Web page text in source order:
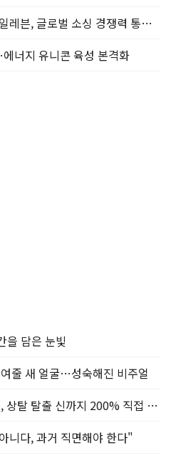
해외 먹거리 ‘불티’…세븐일레븐, 글로벌 소싱 경쟁력 통했다
너지 유니콘 육성 본격화
을 담은 눈빛
여줄 새 얼굴…성숙해진 비주얼
'액션 가이' 재탄생 이동욱, 상탈 탈출 신까지 200% 직접 소화
니다, 과거 직면해야 한다"